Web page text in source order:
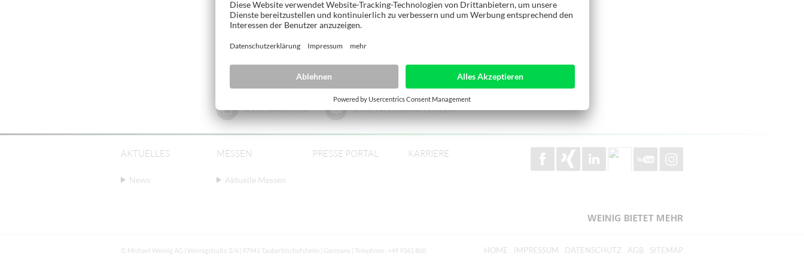
SEITE DRUCKEN SEITE WEITEREMPFEHLEN
AKTUELLES
News
MESSEN
Aktuelle Messen
PRESSE PORTAL KARRIERE
© Michael Weinig AG | Weinigstraße 2/4 | 97941 Tauberbischofsheim | Germany | Telephone: +49 9341 860 HOME IMPRESSUM DATENSCHUTZ AGB SITEMAP